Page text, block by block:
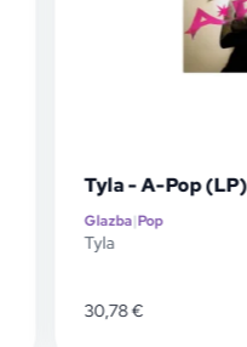
Tyla - A-Pop (LP)
Glazba|Pop
Tyla
30,78€